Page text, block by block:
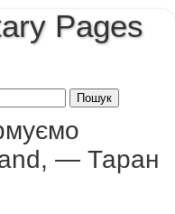
Pages
— Таран